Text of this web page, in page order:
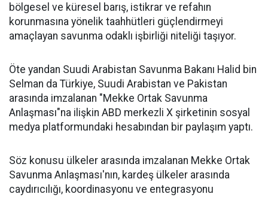
bölgesel ve küresel barış, istikrar ve refahın
korunmasına yönelik taahhütleri güçlendirmeyi
amaçlayan savunma odaklı işbirliği niteliği taşıyor.
Öte yandan Suudi Arabistan Savunma Bakanı Halid bin
Selman da Türkiye, Suudi Arabistan ve Pakistan
arasında imzalanan "Mekke Ortak Savunma
Anlaşması"na ilişkin ABD merkezli X şirketinin sosyal
medya platformundaki hesabından bir paylaşım yaptı.
Söz konusu ülkeler arasında imzalanan Mekke Ortak
Savunma Anlaşması'nın, kardeş ülkeler arasında
caydırıcılığı, koordinasyonu ve entegrasyonu